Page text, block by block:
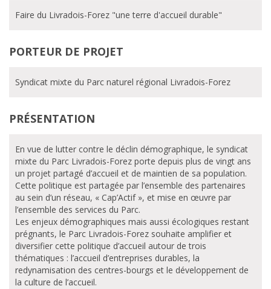
Faire du Livradois-Forez "une terre d'accueil durable"
PORTEUR DE PROJET
Syndicat mixte du Parc naturel régional Livradois-Forez
PRÉSENTATION
En vue de lutter contre le déclin démographique, le syndicat
mixte du Parc Livradois-Forez porte depuis plus de vingt ans
un projet partagé d’accueil et de maintien de sa population.
Cette politique est partagée par l’ensemble des partenaires
au sein d’un réseau, « Cap’Actif », et mise en œuvre par
l’ensemble des services du Parc.
Les enjeux démographiques mais aussi écologiques restant
prégnants, le Parc Livradois-Forez souhaite amplifier et
diversifier cette politique d’accueil autour de trois
thématiques : l’accueil d’entreprises durables, la
redynamisation des centres-bourgs et le développement de
la culture de l’accueil.